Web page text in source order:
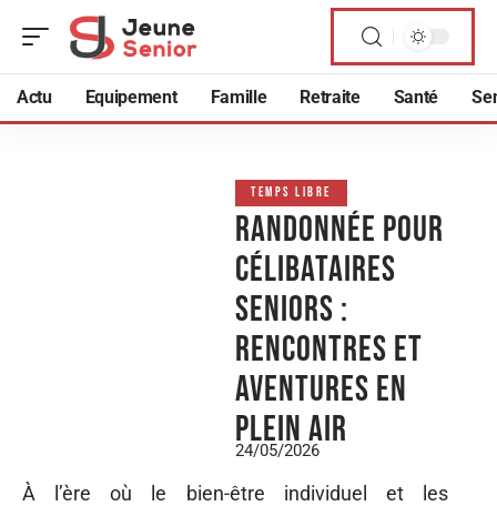
Actu Equipement Famille Retraite Santé
TEMPS LIBRE
Randonnée pour
célibataires
seniors :
rencontres et
aventures en
plein air
24/05/2026
À l’ère où le bien-être individuel et les